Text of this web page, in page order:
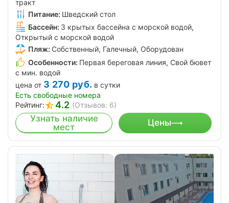
тракт
Питание: Шведский стол
Бассейн: 3 крытых бассейна с морской водой,
Открытый с морской водой
Пляж: Собственный, Галечный, Оборудован
Особенности: Первая береговая линия, Свой бювет
с мин. водой
цена от 3 270 руб. в сутки
Есть свободные номера
Рейтинг:
4.2 (Отзывов: 6)
Узнать наличие
мест
Цены